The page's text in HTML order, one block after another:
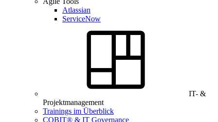
Atlassian
ServiceNow
IT- &
Projektmanagement
Trainings im Überblick
COBIT® & IT Governance